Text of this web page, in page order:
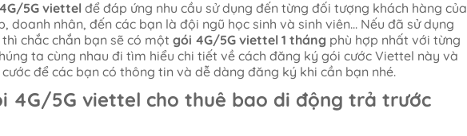
5G viettel để đáp ứng nhu cầu sử dụng đến từng đối tượng khách hàng của
doanh nhân, đến các bạn là đội ngũ học sinh và sinh viên... Nếu đã sử dụng
chắc chắn bạn sẽ có một gói 4G/5G viettel 1 tháng phù hợp nhất với từng
ta cùng nhau đi tìm hiểu chi tiết về cách đăng ký gói cước Viettel này và
để các bạn có thông tin và dễ dàng đăng ký khi cần bạn nhé.
4G/5G viettel cho thuê bao di động trả trước